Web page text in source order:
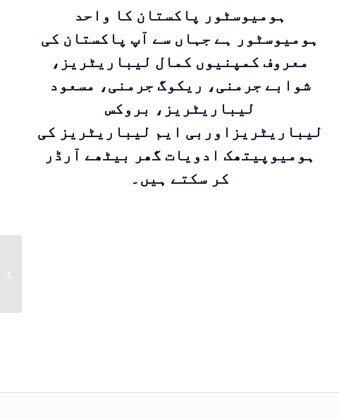
ہومیوسٹور پاکستان کا واحد
ہومیوسٹور ہے جہاں سے آپ پاکستان کی
معروف کمپنیوں کمال لیباریٹریز،
شوابے جرمنی، ریکوگ جرمنی، مسعود
لیباریٹریز، بروکس
لیباریٹریزاوربی ایم لیباریٹریز کی
ہومیوپیتھک ادویات گھر بیٹھے آرڈر
کر سکتے ہیں۔